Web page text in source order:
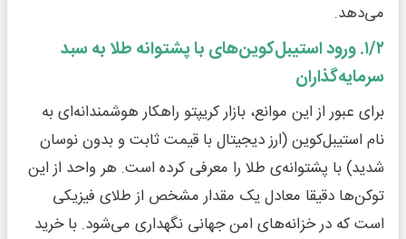
می‌دهد.
۱/۲. ورود استیبل‌کوین‌های با پشتوانه طلا به سبد
سرمایه‌گذاران
برای عبور از این موانع، بازار کریپتو راهکار هوشمندانه‌ای به
نام استیبل‌کوین (ارز دیجیتال با قیمت ثابت و بدون نوسان
شدید) با پشتوانه‌ی طلا را معرفی کرده است. هر واحد از این
توکن‌ها دقیقا معادل یک مقدار مشخص از طلای فیزیکی
است که در خزانه‌های امن جهانی نگهداری می‌شود. با خرید